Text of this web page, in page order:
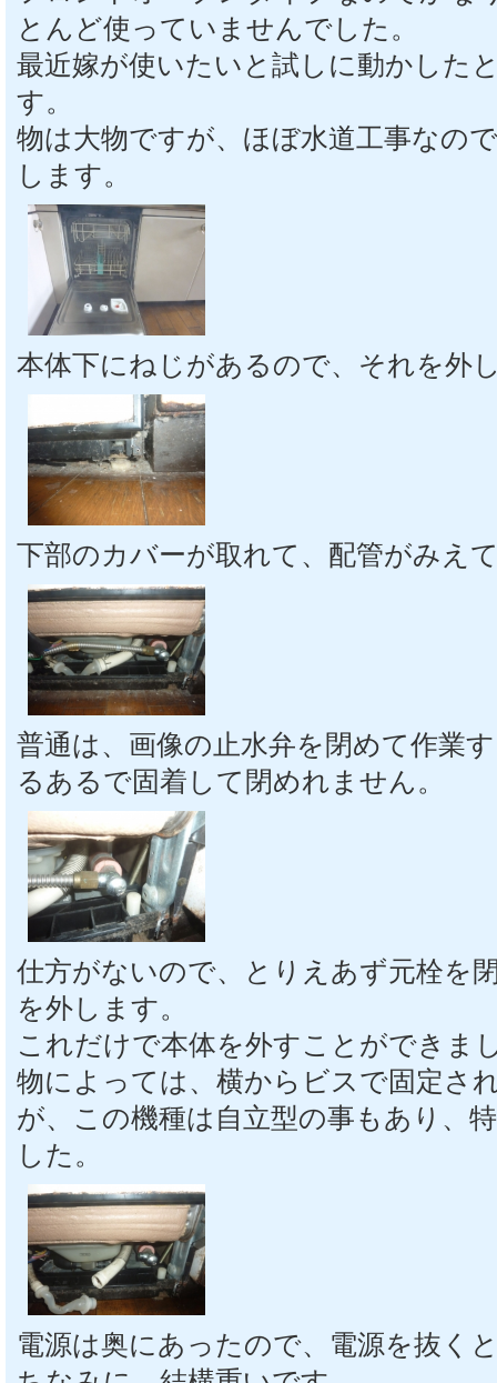
とんど使っていませんでした。
最近嫁が使いたいと試しに動かした
す。
物は大物ですが、ほぼ水道工事なの
します。
本体下にねじがあるので、それを外
下部のカバーが取れて、配管がみえ
普通は、画像の止水弁を閉めて作業
るあるで固着して閉めれません。
仕方がないので、とりえあず元栓を
を外します。
これだけで本体を外すことができま
物によっては、横からビスで固定さ
が、この機種は自立型の事もあり、
した。
電源は奥にあったので、電源を抜く